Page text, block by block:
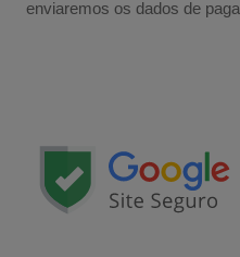
enviaremos os dados de